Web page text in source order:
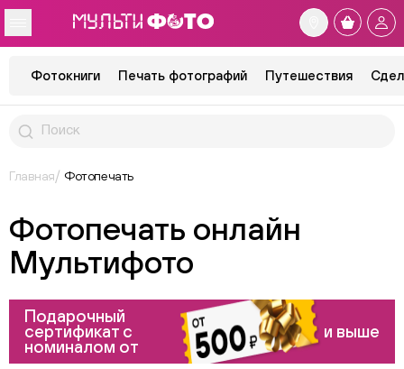
Фотокниги Печать фотографий Путешествия
Главная Фотопечать
Фотопечать онлайн
Мультифото
Подарочный
сертификат с
номиналом от
и выше